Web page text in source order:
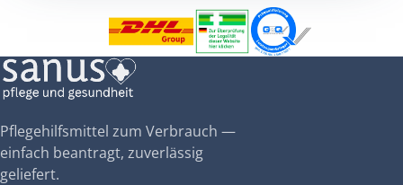
Pflegehilfsmittel zum Verbrauch —
einfach beantragt, zuverlässig
geliefert.